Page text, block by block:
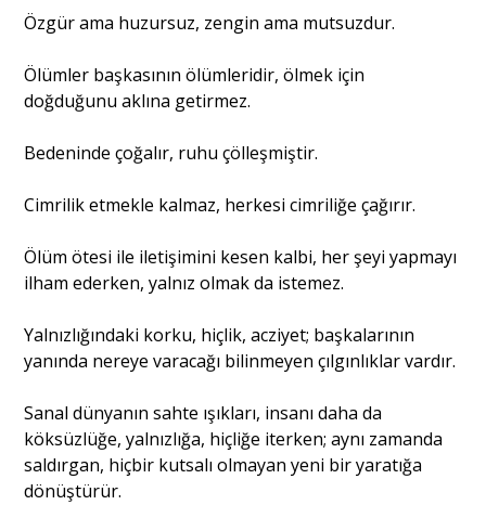
Özgür ama huzursuz, zengin ama mutsuzdur.
Ölümler başkasının ölümleridir, ölmek için
doğduğunu aklına getirmez.
Bedeninde çoğalır, ruhu çölleşmiştir.
Cimrilik etmekle kalmaz, herkesi cimriliğe çağırır.
Ölüm ötesi ile iletişimini kesen kalbi, her şeyi yapmayı
ilham ederken, yalnız olmak da istemez.
Yalnızlığındaki korku, hiçlik, acziyet; başkalarının
yanında nereye varacağı bilinmeyen çılgınlıklar vardır.
Sanal dünyanın sahte ışıkları, insanı daha da
köksüzlüğe, yalnızlığa, hiçliğe iterken; aynı zamanda
saldırgan, hiçbir kutsalı olmayan yeni bir yaratığa
dönüştürür.